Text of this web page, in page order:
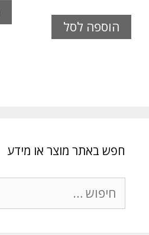
היה:
₪90.00.
הוא:
הוספה לסל
חפש באתר מוצר או מידע
חיפוש: